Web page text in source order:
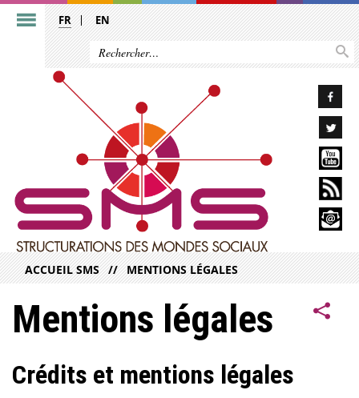
FR EN
ACCUEIL SMS MENTIONS LÉGALES
Mentions légales
Crédits et mentions légales